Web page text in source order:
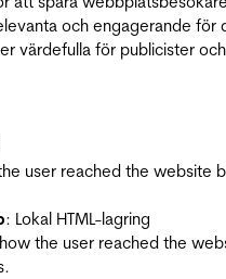
och engagerande för
värdefulla för publicister och
user reached the website
: Lokal HTML-lagring
the user reached the